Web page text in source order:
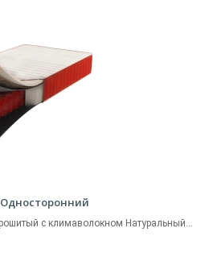
Односторонний
с климаволокном Натуральный...